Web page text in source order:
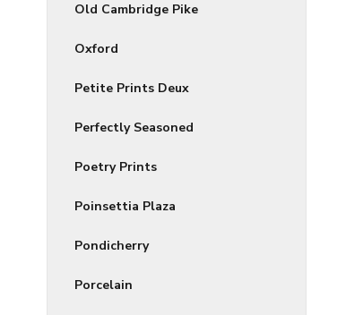
Old Cambridge Pike
Oxford
Petite Prints Deux
Perfectly Seasoned
Poetry Prints
Poinsettia Plaza
Pondicherry
Porcelain